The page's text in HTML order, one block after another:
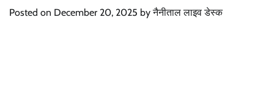
Posted on December 20, 2025 byनैनीताल लाइव डेस्क